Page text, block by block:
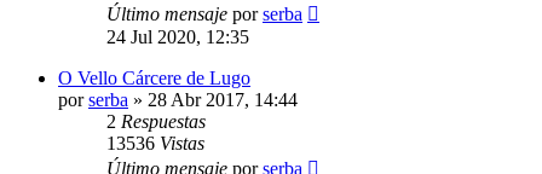
Último mensaje porserba
24 Jul 2020, 12:35
O Vello Cárcere de Lugo
porserba » 28 Abr 2017, 14:44
2 Respuestas
13536 Vistas
Último mensaje porserba